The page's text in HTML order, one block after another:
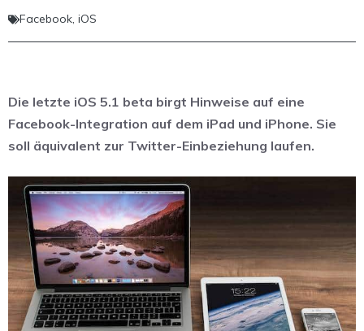
Facebook, iOS
Die letzte iOS 5.1 beta birgt Hinweise auf eine
Facebook-Integration auf dem iPad und iPhone. Sie
soll äquivalent zur Twitter-Einbeziehung laufen.